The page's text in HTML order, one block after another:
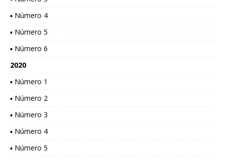
▪ Número 4
▪ Número 5
▪ Número 6
2020
▪ Número 1
▪ Número 2
▪ Número 3
▪ Número 4
▪ Número 5